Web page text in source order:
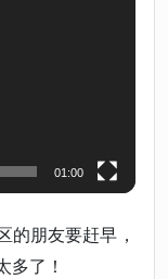
01:00
朋友要赶早，
多了！